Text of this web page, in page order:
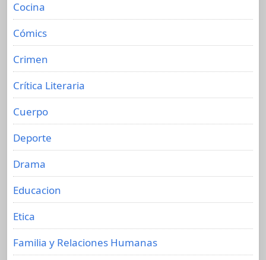
Cocina
Cómics
Crimen
Crítica Literaria
Cuerpo
Deporte
Drama
Educacion
Etica
Familia y Relaciones Humanas